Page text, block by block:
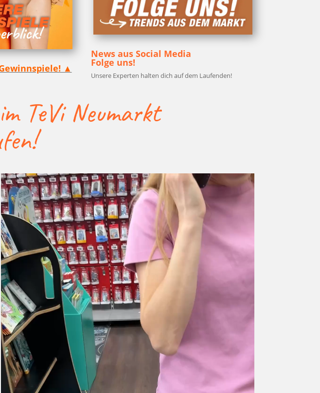
▲
News aus Social Media
Fol­ge uns!
Unse­re Exper­ten hal­ten dich auf dem Laufenden!
TeVi Neu­markt